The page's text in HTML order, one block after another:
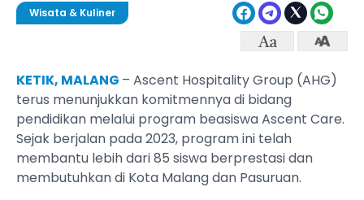
Wisata & Kuliner
KETIK, MALANG – Ascent Hospitality Group (AHG)
terus menunjukkan komitmennya di bidang
pendidikan melalui program beasiswa Ascent Care.
Sejak berjalan pada 2023, program ini telah
membantu lebih dari 85 siswa berprestasi dan
membutuhkan di Kota Malang dan Pasuruan.